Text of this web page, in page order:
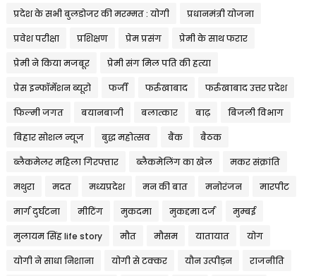
प्रदेश के सभी बुलडोजर की मरम्मत : योगी प्रधानमंत्री योजना
प्रवेश परीक्षा प्रशिक्षण प्रेम प्रसंग प्रेमी के साथ फरार
प्रेमी ने किया मजबूर प्रेमी संग मिल पति की हत्या
प्रेस इन्फॉर्मेशन ब्यूरो फर्जी फर्रुखाबाद फर्रुखाबाद उत्तर प्रदेश
फिल्मी जगत बयानबाजी बलात्कार बाढ़ बिजली विभाग
बिहार सोशल न्यूज बुद्ध महोत्सव बैंक बैठक
ब्लैकमेलर महिला गिरफ्तार ब्लैकमेलिंग का खेल मकर संक्रांति
मथुरा मदत मध्यप्रदेश मन की बात मनोरंजन मारपीट
मार्ग दुर्घटना मीटिंग मुकदमा मुकद्दमा दर्ज मुम्बई
मुलायम सिंह life story मौत मौसम यातायात योग
योगी ने साधा निशाना योगी से टक्कर यौन उत्पीड़न राजनीति